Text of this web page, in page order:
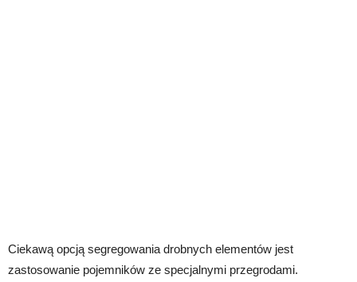
Ciekawą opcją segregowania drobnych elementów jest
zastosowanie pojemników ze specjalnymi przegrodami.